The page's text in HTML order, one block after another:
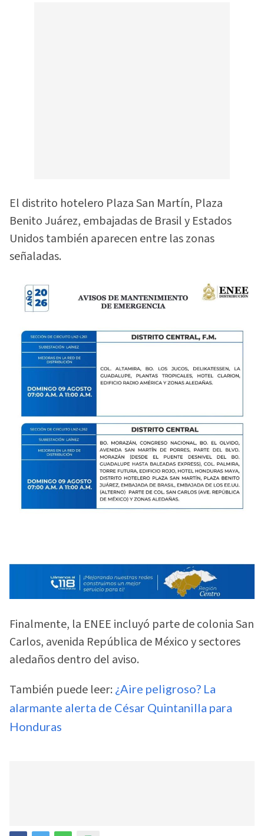
El distrito hotelero Plaza San Martín, Plaza
Benito Juárez, embajadas de Brasil y Estados
Unidos también aparecen entre las zonas
señaladas.
Finalmente, la ENEE incluyó parte de colonia San
Carlos, avenida República de México y sectores
aledaños dentro del aviso.
También puede leer: ¿Aire peligroso? La
alarmante alerta de César Quintanilla para
Honduras